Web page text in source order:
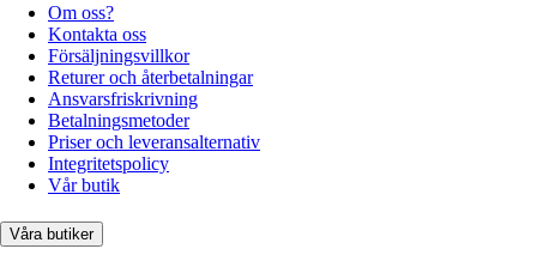
Om oss?
Kontakta oss
Försäljningsvillkor
Returer och återbetalningar
Ansvarsfriskrivning
Betalningsmetoder
Priser och leveransalternativ
Integritetspolicy
Vår butik
Våra butiker